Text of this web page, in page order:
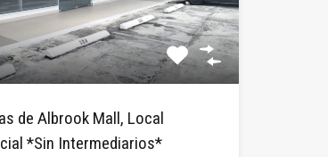
de Albrook Mall, Local
*Sin Intermediarios*